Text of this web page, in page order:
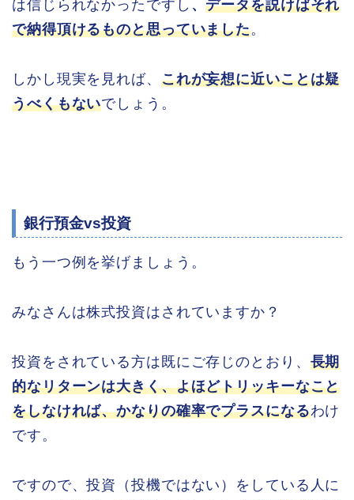
は信じられなかったですし 、データを説けばそれ
で納得頂けるものと思っていました。
しかし現実を見れば、 これが妄想に近いことは疑
うべくもないでしょう。
銀行預金vs投資
もう一つ例を挙げましょう。
みなさんは株式投資はされていますか？
投資をされている方は既にご存じのとおり、 長期
的なリターンは大きく、よほどトリッキーなこと
をしなければ、かなりの確率でプラスになるわけ
です。
ですので、投資（投機ではない）をしている人に